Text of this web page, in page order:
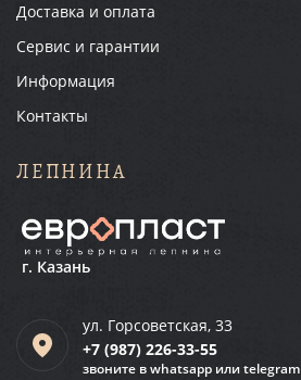
Доставка и оплата
Сервис и гарантии
Информация
Контакты
ЛЕПНИНА
г. Казань
ул. Горсоветская, 33
+7 (987) 226-33-55
звоните в whatsapp или telegram